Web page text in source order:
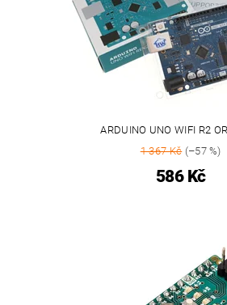
ARDUINO UNO WIFI R2
1 367 Kč(–57 %)
586 Kč